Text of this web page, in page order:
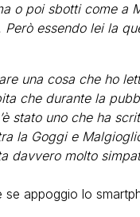
o poi sbotti come a
essendo lei la
una cosa che ho
che durante la
stato uno che ha
la Goggi e
davvero molto
appoggio lo